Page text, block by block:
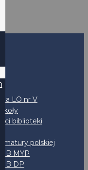
LO nr V
biblioteki
matury polskiej
IB MYP
IB DP